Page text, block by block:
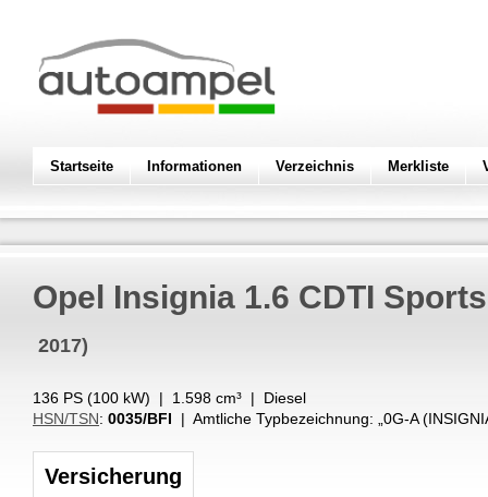
Startseite Informationen Verzeichnis Merkliste
Opel Insignia 1.6 CDTI
2017)
136 PS (100 kW) | 1.598 cm³ | Diesel
HSN/TSN: 0035/BFI | Amtliche Typbezeichnung: „ 0G-A
Versicherung